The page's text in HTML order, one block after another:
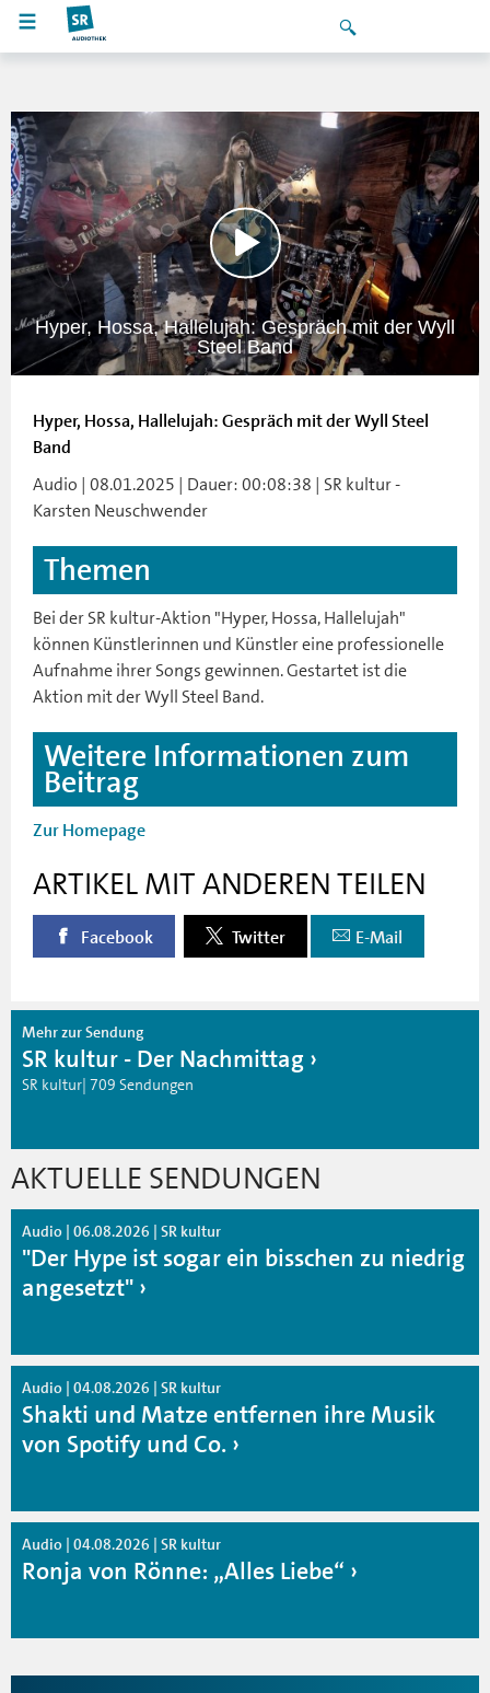
Hyper, Hossa, Hallelujah: Gespräch mit der Wyll
Steel Band
Hyper, Hossa, Hallelujah: Gespräch mit der Wyll Steel
Band
Audio | 08.01.2025 | Dauer: 00:08:38 | SR kultur -
Karsten Neuschwender
Themen
Bei der SR kultur-Aktion "Hyper, Hossa, Hallelujah"
können Künstlerinnen und Künstler eine professionelle
Aufnahme ihrer Songs gewinnen. Gestartet ist die
Aktion mit der Wyll Steel Band.
Weitere Informationen zum
Beitrag
Zur Homepage
ARTIKEL MIT ANDEREN TEILEN
Facebook Twitter E-Mail
Mehr zur Sendung
SR kultur - Der Nachmittag
SR kultur| 709 Sendungen
AKTUELLE SENDUNGEN
Audio | 06.08.2026 | SR kultur
"Der Hype ist sogar ein bisschen zu niedrig
angesetzt"
Audio | 04.08.2026 | SR kultur
Shakti und Matze entfernen ihre Musik
von Spotify und Co.
Audio | 04.08.2026 | SR kultur
Ronja von Rönne: „Alles Liebe“